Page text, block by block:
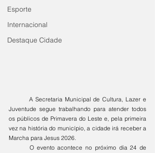
Esporte
Internacional
Destaque Cidade
Juventude segue trabalhando para atender todos
os públicos de Primavera do Leste e, pela primeira
vez na história do município, a cidade irá receber a
Marcha para Jesus 2026.